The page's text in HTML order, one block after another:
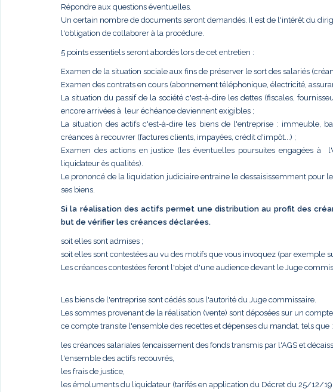
Répondre aux questions éventuelles.
Un certain nombre de documents seront demandés. Il est de l'intérêt du
l'obligation de collaborer à la procédure.
5 points essentiels seront abordés lors de cet entretien :
Examen de la situation sociale aux fins de préserver le sort des salariés
Examen des contrats en cours (abonnement téléphonique, électricité,
La situation du passif de la société c'est-à-dire les dettes (fiscales,
encore arrivées à leur échéance deviennent exigibles ;
La situation des actifs c'est-à-dire les biens de l'entreprise : immeuble,
créances à recouvrer (factures clients, impayées, crédit d'impôt...) ;
Examen des actions en justice (les éventuelles poursuites engagées à
liquidateur ès qualités).
Le prononcé de la liquidation judiciaire entraine le dessaisissemment pour
ses biens.
Si la réalisation des actifs permet une distribution au profit des
but de vérifier les créances déclarées.
soit elles sont admises ;
soit elles sont contestées au vu des motifs que vous invoquez (par exemple
Les créances contestées feront l'objet d'une audience devant le Juge
Les biens de l'entreprise sont cédés sous l'autorité du Juge commissaire.
Les sommes provenant de la réalisation (vente) sont déposées sur un
ce compte transite l'ensemble des recettes et dépenses du mandat, tels que :
les créances salariales (encaissement des fonds transmis par l'AGS et
l'ensemble des actifs recouvrés,
les frais de justice,
les émoluments du liquidateur (tarifés en application du Décret du 25/12/